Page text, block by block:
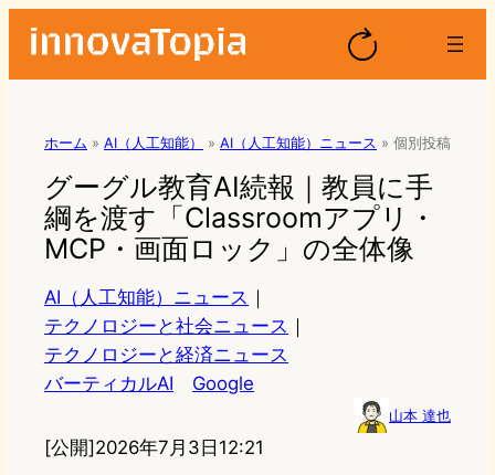
ホーム » AI（人工知能） » AI（人工知能）ニュース » 個別投稿
グーグル教育AI続報｜教員に手
綱を渡す「Classroomアプリ・
MCP・画面ロック」の全体像
AI（人工知能）ニュース ｜
テクノロジーと社会ニュース ｜
テクノロジーと経済ニュース
バーティカルAI
Google
山本 達也
[公開]2026年7月3日12:21